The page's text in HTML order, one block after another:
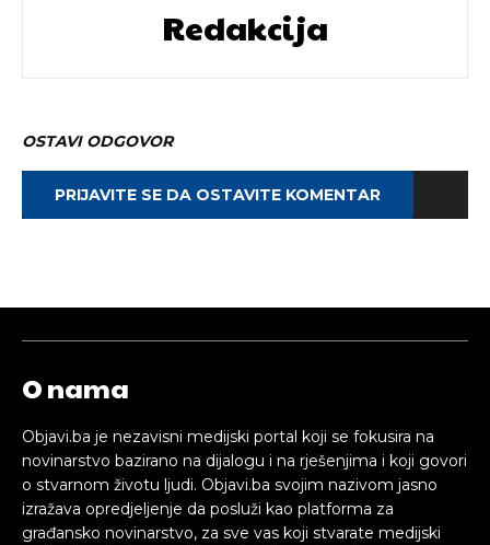
Redakcija
OSTAVI ODGOVOR
PRIJAVITE SE DA OSTAVITE KOMENTAR
O nama
Objavi.ba je nezavisni medijski portal koji se fokusira na
novinarstvo bazirano na dijalogu i na rješenjima i koji govori
o stvarnom životu ljudi. Objavi.ba svojim nazivom jasno
izražava opredjeljenje da posluži kao platforma za
građansko novinarstvo, za sve vas koji stvarate medijski